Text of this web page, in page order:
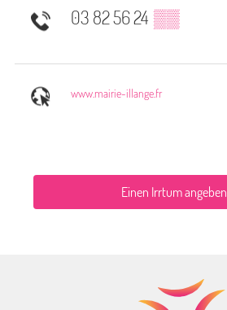
03 82 56 24 ▒▒
www.mairie-illange.fr
Einen Irrtum angeben